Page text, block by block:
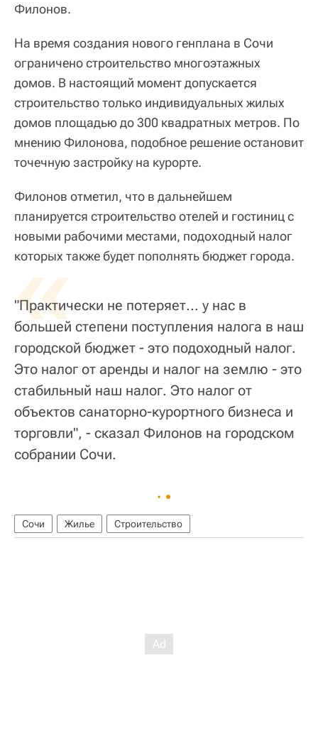
Филонов.
На время создания нового генплана в Сочи
ограничено строительство многоэтажных
домов. В настоящий момент допускается
строительство только индивидуальных жилых
домов площадью до 300 квадратных метров. По
мнению Филонова, подобное решение остановит
точечную застройку на курорте.
Филонов отметил, что в дальнейшем
планируется строительство отелей и гостиниц с
новыми рабочими местами, подоходный налог
которых также будет пополнять бюджет города.
«
"Практически не потеряет... у нас в
большей степени поступления налога в наш
городской бюджет - это подоходный налог.
Это налог от аренды и налог на землю - это
стабильный наш налог. Это налог от
объектов санаторно-курортного бизнеса и
торговли", - сказал Филонов на городском
собрании Сочи.
Сочи Жилье Строительство